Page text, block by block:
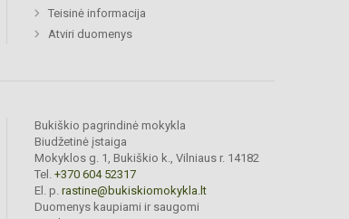
Teisinė informacija
Atviri duomenys
Bukiškio pagrindinė mokykla
Biudžetinė įstaiga
Mokyklos g. 1, Bukiškio k., Vilniaus r. 14182
Tel. +370 604 52317
El. p. rastine@bukiskiomokykla.lt
Duomenys kaupiami ir saugomi